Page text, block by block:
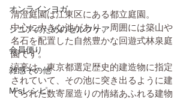
オンラインヨガ
シニアのためのセルフケア
会員便り
雑感その他
M'sレシピ
清澄庭園は江東区にある都立庭園。
中心に大きな池があり、周囲には築山や
名石を配置した自然豊かな回遊式林泉庭
園です。
涼亭は、東京都選定歴史的建造物に指定
されていて、その池に突き出るように建
てられた数寄屋造りの情緒あふれる建物